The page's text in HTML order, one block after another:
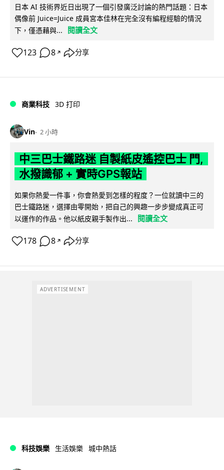
日本 AI 技術界近日出現了一個引發廣泛討論的熱門話題：日本
偶像前 Juice=Juice 成員宮本佳林在完全沒有編程經驗的情況
下，僅憑藉與...
閱讀全文
123 8 ↗ 分享
商業科技 3D 打印
Vin 2 小時
中三巴士鐵路迷 自製紙皮遙控巴士 門,
水撥識郁 + 實時GPS報站
如果你熱愛一件事，你會熱愛到怎樣的程度？一位就讀中三的
巴士鐵路迷，選擇由零開始，把自己的興趣一步步變成真正可
以運作的作品。他以紙皮親手製作出...
閱讀全文
178 8 ↗ 分享
ADVERTISEMENT
科技娛樂 生活娛樂 城中熱話